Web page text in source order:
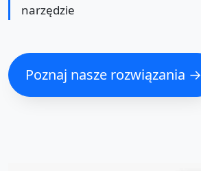
narzędzie
Poznaj nasze rozwiązania →